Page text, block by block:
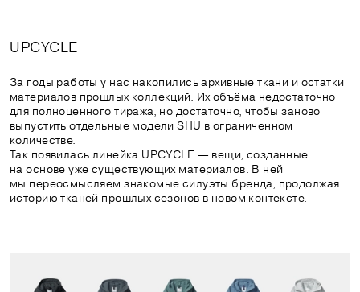
UPCYCLE
За годы работы у нас накопились архивные ткани и остатки
материалов прошлых коллекций. Их объёма недостаточно
для полноценного тиража, но достаточно, чтобы заново
выпустить отдельные модели SHU в ограниченном
количестве.
Так появилась линейка UPCYCLE — вещи, созданные
на основе уже существующих материалов. В ней
мы переосмысляем знакомые силуэты бренда, продолжая
историю тканей прошлых сезонов в новом контексте.